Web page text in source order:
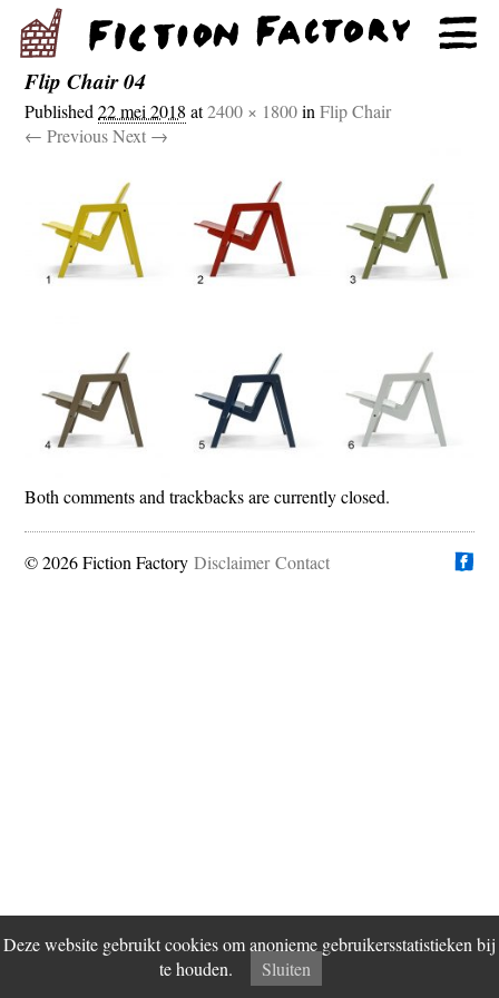
Deze website gebruikt cookies om anonieme gebruikersstatistieken bij
te houden.
Sluiten
Flip Chair 04
Published22 mei 2018 at2400 × 1800inFlip Chair
← Previous Next →
Both comments and trackbacks are currently closed.
© 2026 Fiction Factory Disclaimer Contact
Vind ons op